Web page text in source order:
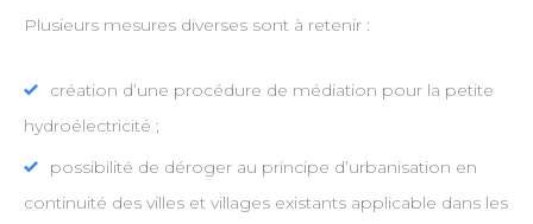
Plusieurs mesures diverses sont à retenir :
création d’une procédure de médiation pour la petite
hydroélectricité ;
possibilité de déroger au principe d’urbanisation en
continuité des villes et villages existants applicable dans les